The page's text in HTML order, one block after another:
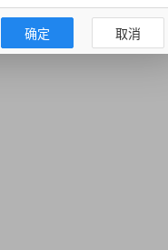
确定 取消